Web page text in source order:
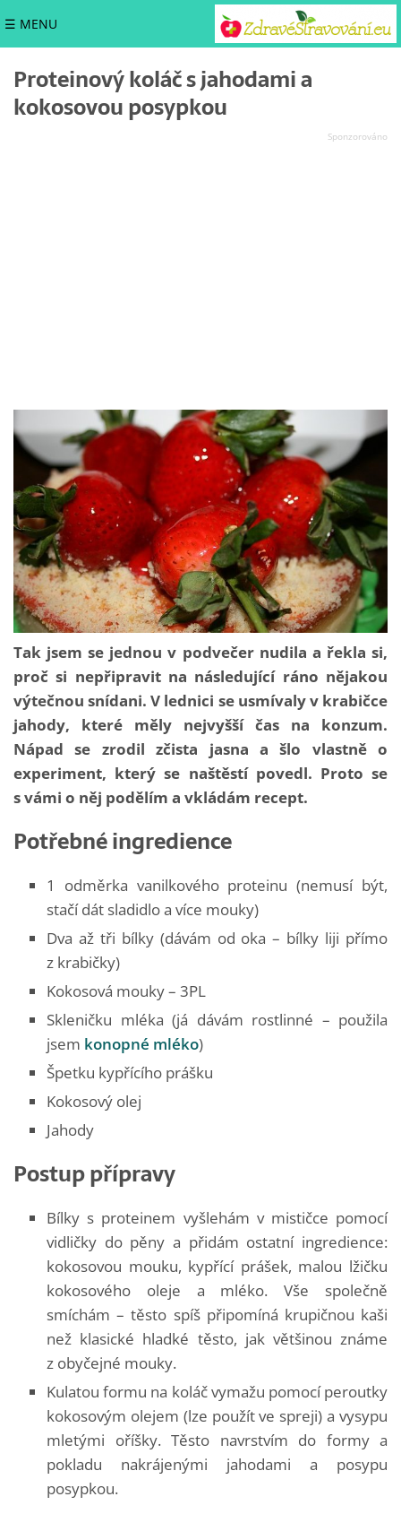
☰ MENU
Proteinový koláč s jahodami a
kokosovou posypkou
Tak jsem se jednou v podvečer nudila a řekla si,
proč si nepřipravit na následující ráno nějakou
výtečnou snídani. V lednici se usmívaly v krabičce
jahody, které měly nejvyšší čas na konzum.
Nápad se zrodil zčista jasna a šlo vlastně o
experiment, který se naštěstí povedl. Proto se
s vámi o něj podělím a vkládám recept.
Potřebné ingredience
1 odměrka vanilkového proteinu (nemusí být,
stačí dát sladidlo a více mouky)
Dva až tři bílky (dávám od oka – bílky liji přímo
z krabičky)
Kokosová mouky – 3PL
Skleničku mléka (já dávám rostlinné – použila
jsem konopné mléko)
Špetku kypřícího prášku
Kokosový olej
Jahody
Postup přípravy
Bílky s proteinem vyšlehám v mističce pomocí
vidličky do pěny a přidám ostatní ingredience:
kokosovou mouku, kypřící prášek, malou lžičku
kokosového oleje a mléko. Vše společně
smíchám – těsto spíš připomíná krupičnou kaši
než klasické hladké těsto, jak většinou známe
z obyčejné mouky.
Kulatou formu na koláč vymažu pomocí peroutky
kokosovým olejem (lze použít ve spreji) a vysypu
mletými oříšky. Těsto navrstvím do formy a
pokladu nakrájenými jahodami a posypu
posypkou.